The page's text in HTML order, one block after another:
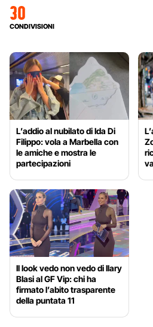
30
CONDIVISIONI
L’addio al nubilato di Ida Di
Filippo: vola a Marbella con
le amiche e mostra le
partecipazioni
Il look vedo non vedo di Ilary
Blasi al GF Vip: chi ha
firmato l’abito trasparente
della puntata 11